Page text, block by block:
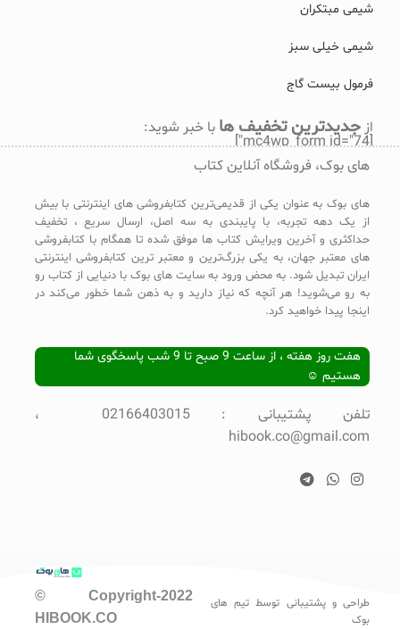
شیمی مبتکران
شیمی خیلی سبز
فرمول بیست گاج
از جدیدترین تخفیف ها با خبر شوید:
[mc4wp_form id="74"]
های بوک، فروشگاه آنلاین کتاب
های بوک به عنوان یکی از قدیمی‌ترین کتابفروشی های اینترنتی با بیش
از یک دهه تجربه، با پایبندی به سه اصل، ارسال سریع ، تخفیف
حداکثری و آخرین ویرایش کتاب ها موفق شده تا همگام با کتابفروشی
های معتبر جهان، به یکی بزرگ‌ترین و معتبر ترین کتابفروشی اینترنتی
ایران تبدیل شود. به محض ورود به سایت های بوک با دنیایی از کتاب رو
به رو می‌شوید! هر آنچه که نیاز دارید و به ذهن شما خطور می‌کند در
اینجا پیدا خواهید کرد.
هفت روز هفته ، از ساعت 9 صبح تا 9 شب پاسخگوی شما
هستیم ☺
تلفن پشتیبانی : 02166403015 ،
hibook.co@gmail.com
طراحی و پشتیبانی توسط تیم های
بوک
© Copyright-2022
HIBOOK.CO